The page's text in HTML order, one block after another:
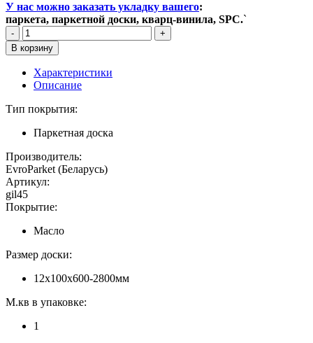
У нас можно заказать укладку вашего:
паркета, паркетной доски, кварц-винила, SPC.`
Характеристики
Описание
Тип покрытия:
Паркетная доска
Производитель:
EvroParket (Беларусь)
Артикул:
gil45
Покрытие:
Масло
Размер доски:
12x100x600-2800мм
М.кв в упаковке:
1